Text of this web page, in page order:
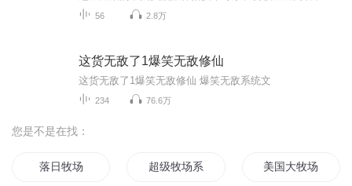
56 2.8万
这货无敌了1爆笑无敌修仙
这货无敌了1爆笑无敌修仙 爆笑无敌系统文
234 76.6万
您是不是在找：
落日牧场 超级牧场系统 美国大牧场